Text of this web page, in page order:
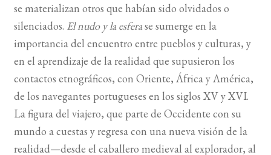
se materializan otros que habían sido olvidados o
silenciados. El nudo y la esferase sumerge en la
importancia del encuentro entre pueblos y culturas, y
en el aprendizaje de la realidad que supusieron los
contactos etnográficos, con Oriente, África y América,
de los navegantes portugueses en los siglos XV y XVI.
La figura del viajero, que parte de Occidente con su
mundo a cuestas y regresa con una nueva visión de la
realidad—desde el caballero medieval al explorador, al